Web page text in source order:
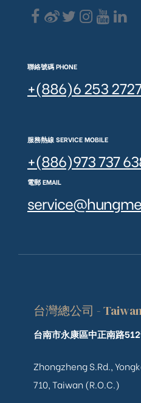
聯絡號碼 PHONE
+(886)6 253 2727
服務熱線 SERVICE MOBILE
+(886)973 737
電郵 EMAIL
台灣總公司 -
台南市永康區中正南路
Zhongzheng S.Rd.,
710, Taiwan (R.O.C.)